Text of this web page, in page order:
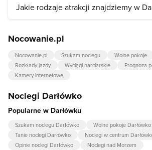
Najlepiej ocenianymi atrakcjami w
Jakie rodzaje atrakcji znajdziemy w
kategorii:aquaparki, baseny
Nocowanie.pl
Nocowanie.pl Szukam noclegu Wolne pokoje
Rozkłady jazdy
Wyciągi narciarskie
Prognoza
Kamery internetowe
Noclegi Darłówko
Popularne w Darłówku
Szukam noclegu Darłówko
Wolne pokoje Darłówko
Tanie noclegi Darłówko
Noclegi w centrum
Opinie noclegi Darłówko
Noclegi nad Morzem